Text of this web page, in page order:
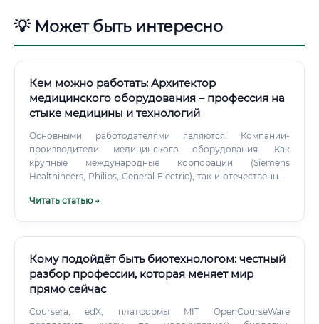
💡 Может быть интересно
Кем можно работать: Архитектор
медицинского оборудования – профессия на
стыке медицины и технологий
Основными работодателями являются: Компании-
производители медицинского оборудования. Как
крупные международные корпорации (Siemens
Healthineers, Philips, General Electric), так и отечественные
технологий и прототипов будущих медицинских
Читать статью →
Кому подойдёт быть биотехнологом: честный
разбор профессии, которая меняет мир
прямо сейчас
Coursera, edX, платформы MIT OpenCourseWare